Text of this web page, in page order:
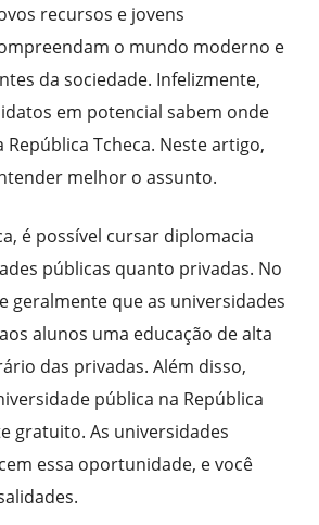
recursos e jovens
o mundo moderno e
da sociedade. Infelizmente,
em potencial sabem onde
República Tcheca. Neste artigo,
melhor o assunto.
é possível cursar diplomacia
públicas quanto privadas. No
geralmente que as universidades
alunos uma educação de alta
das privadas. Além disso,
pública na República
gratuito. As universidades
essa oportunidade, e você